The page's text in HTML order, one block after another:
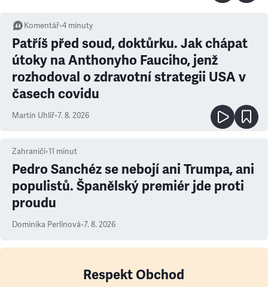
Komentář•4 minuty
Patříš před soud, doktůrku. Jak chápat
útoky na Anthonyho Fauciho, jenž
rozhodoval o zdravotní strategii USA v
časech covidu
Martin Uhlíř•7. 8. 2026
Zahraničí•11 minut
Pedro Sanchéz se nebojí ani Trumpa, ani
populistů. Španělský premiér jde proti
proudu
Dominika Perlínová•7. 8. 2026
Respekt Obchod